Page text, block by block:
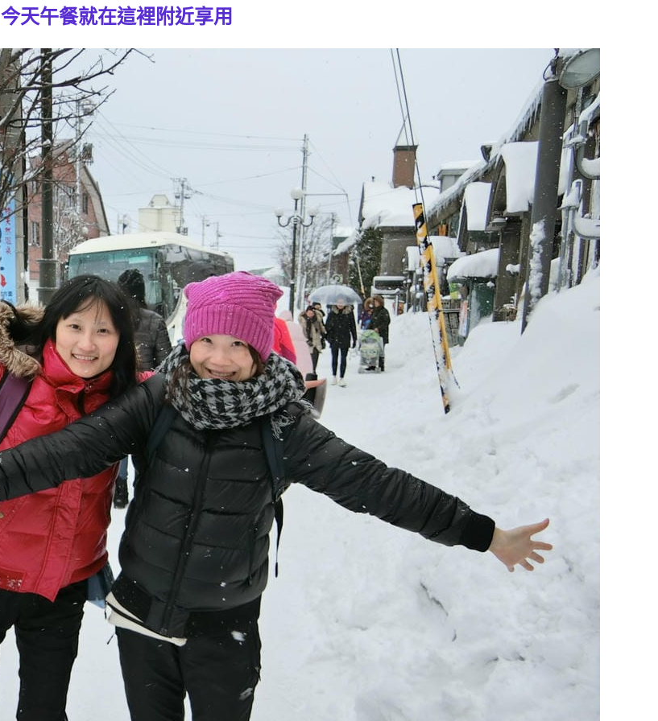
今天午餐就在這裡附近享用